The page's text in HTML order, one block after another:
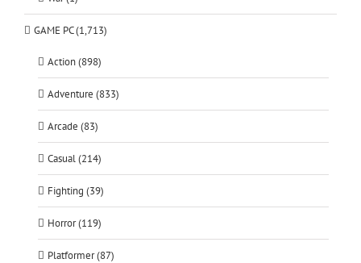
GAME PC (1,713)
Action (898)
Adventure (833)
Arcade (83)
Casual (214)
Fighting (39)
Horror (119)
Platformer (87)